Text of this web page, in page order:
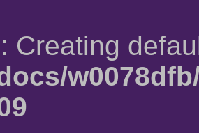
: Creating